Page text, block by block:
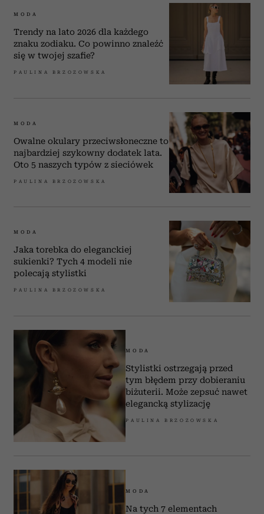
MODA
Trendy na lato 2026 dla każdego
znaku zodiaku. Co powinno znaleźć
się w twojej szafie?
PAULINA BRZOZOWSKA
MODA
Owalne okulary przeciwsłoneczne to
najbardziej szykowny dodatek lata.
Oto 5 naszych typów z sieciówek
PAULINA BRZOZOWSKA
MODA
Jaka torebka do eleganckiej
sukienki? Tych 4 modeli nie
polecają stylistki
PAULINA BRZOZOWSKA
MODA
Stylistki ostrzegają przed
tym błędem przy dobieraniu
biżuterii. Może zepsuć nawet
elegancką stylizację
PAULINA BRZOZOWSKA
MODA
Na tych 7 elementach